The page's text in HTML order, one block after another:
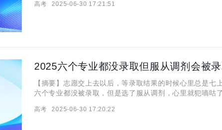
规则和流程。接下来，小编将用这篇文章告诉大家答案！
高考 2025-06-30 17:21:51
2025六个专业都没录取但服从调剂会被录
【摘要】志愿交上去以后，等录取结果的时候心里总是七
六个专业都没被录取，但是选了服从调剂，心里就犯嘀咕
高考 2025-06-30 17:20:22